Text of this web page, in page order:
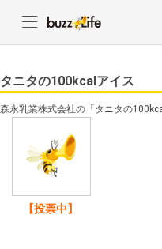
タニタの100kcalアイス
森永乳業株式会社の「タニタの
【投票中】